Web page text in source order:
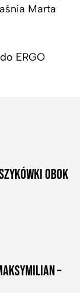
Marta
ERGO
OBOK
–